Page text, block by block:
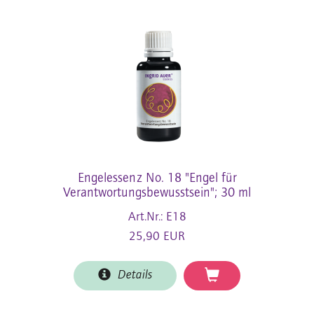
Engelessenz No. 18 "Engel für
Verantwortungsbewusstsein"; 30 ml
Art.Nr.: E18
25,90 EUR
Details